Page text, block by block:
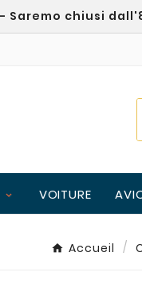
— Saremo
VOITURE
Accueil